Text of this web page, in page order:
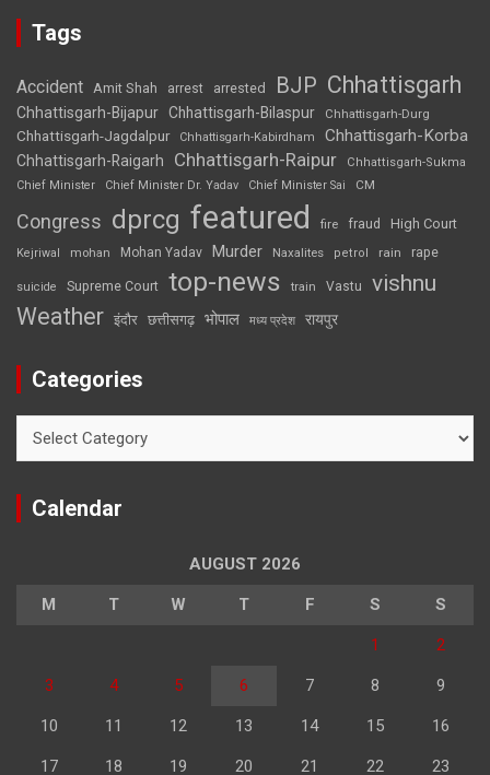
Tags
Accident Amit Shah arrest arrested BJP Chhattisgarh
Chhattisgarh-Bijapur Chhattisgarh-Bilaspur Chhattisgarh-Durg
Chhattisgarh-Jagdalpur Chhattisgarh-Kabirdham Chhattisgarh-Korba
Chhattisgarh-Raigarh Chhattisgarh-Raipur
Chhattisgarh-Sukma
Chief Minister
Chief Minister Dr. Yadav Chief Minister Sai CM
Congress dprcg featured fire fraud High Court
Kejriwal mohan Mohan Yadav Murder Naxalites petrol rain rape
suicide Supreme Court top-news train Vastu vishnu
Weather इंदौर छत्तीसगढ़ भोपाल मध्य प्रदेश रायपुर
Categories
Calendar
AUGUST 2026
M T W T F S S
1 2
3 4 5 6 7 8 9
10 11 12 13 14 15 16
17 18 19 20 21 22 23